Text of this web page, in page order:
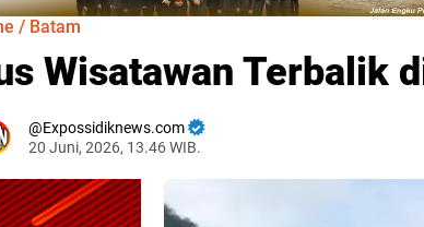
/ Batam
Wisatawan Terbalik
Expossidiknews.com
20 Juni, 2026, 13.46 WIB.